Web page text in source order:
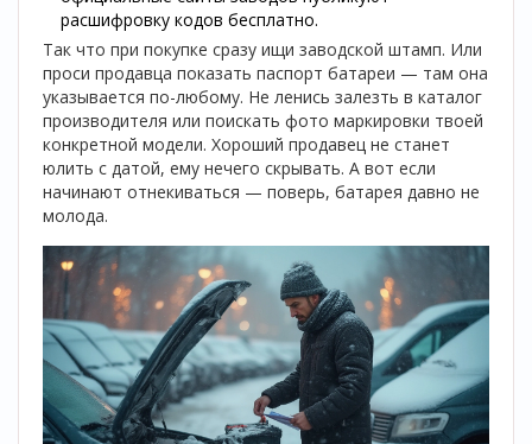
расшифровку кодов бесплатно.
Так что при покупке сразу ищи заводской штамп. Или
проси продавца показать паспорт батареи — там она
указывается по-любому. Не ленись залезть в каталог
производителя или поискать фото маркировки твоей
конкретной модели. Хороший продавец не станет
юлить с датой, ему нечего скрывать. А вот если
начинают отнекиваться — поверь, батарея давно не
молода.